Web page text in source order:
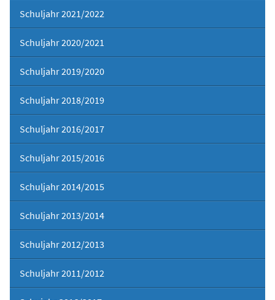
Schuljahr 2021/2022
Schuljahr 2020/2021
Schuljahr 2019/2020
Schuljahr 2018/2019
Schuljahr 2016/2017
Schuljahr 2015/2016
Schuljahr 2014/2015
Schuljahr 2013/2014
Schuljahr 2012/2013
Schuljahr 2011/2012